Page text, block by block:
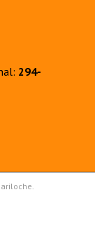
294-